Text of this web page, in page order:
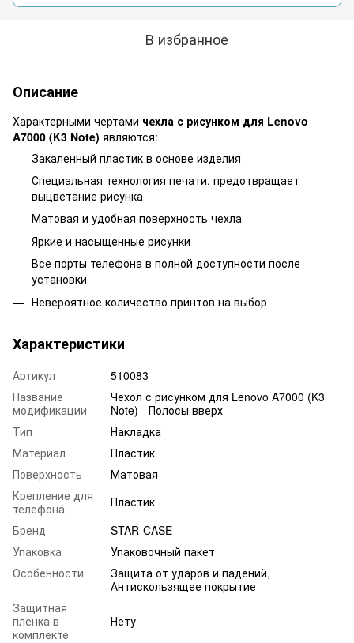
В избранное
Описание
Характерными чертами чехла с рисунком для Lenovo
A7000 (K3 Note) являются:
Закаленный пластик в основе изделия
Специальная технология печати, предотвращает
выцветание рисунка
Матовая и удобная поверхность чехла
Яркие и насыщенные рисунки
Все порты телефона в полной доступности после
установки
Невероятное количество принтов на выбор
Характеристики
Артикул
510083
Название
модификации
Чехол с рисунком для Lenovo A7000 (K3
Note) - Полосы вверх
Тип
Накладка
Материал
Пластик
Поверхность
Матовая
Крепление для
телефона
Пластик
Бренд
STAR-CASE
Упаковка
Упаковочный пакет
Особенности
Защита от ударов и падений,
Антискользящее покрытие
Защитная
пленка в
комплекте
Нету